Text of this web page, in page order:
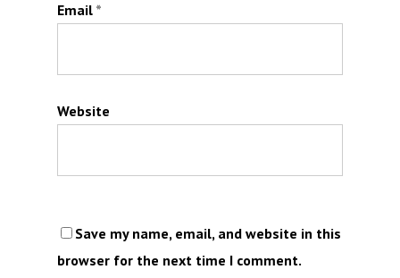
Email *
Website
Save my name, email, and website in this
browser for the next time I comment.